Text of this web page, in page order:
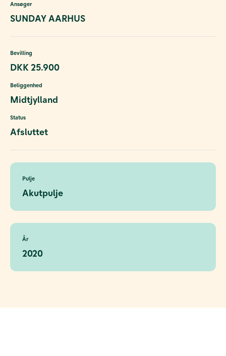
Ansøger
SUNDAY AARHUS
Bevilling
DKK 25.900
Beliggenhed
Midtjylland
Status
Afsluttet
Pulje
Akutpulje
År
2020